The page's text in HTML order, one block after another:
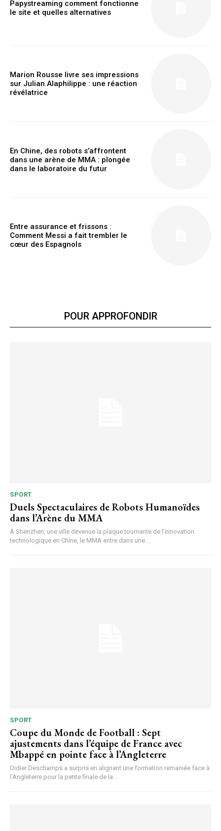
Nullam eu erat condimentum
$100 / year
Ut mollis pellentesque tortor
Nullam eu erat condimentum
Donec quis est ac felis
Papystreaming comment fonctionne
le site et quelles alternatives
Marion Rousse livre ses impressions
sur Julian Alaphilippe : une réaction
révélatrice
En Chine, des robots s’affrontent
dans une arène de MMA : plongée
dans le laboratoire du futur
Entre assurance et frissons :
Comment Messi a fait trembler le
cœur des Espagnols
POUR APPROFONDIR
SPORT
Duels Spectaculaires de Robots Humanoïdes
dans l’Arène du MMA
À Shenzhen, une ville devenue la plaque tournante de l’innovation
technologique en Chine, le MMA entre dans une...
SPORT
Coupe du Monde de Football : Sept
ajustements dans l’équipe de France avec
Mbappé en pointe face à l’Angleterre
Didier Deschamps a surpris en alignant une formation remaniée face à
l’Angleterre pour la petite finale de la...